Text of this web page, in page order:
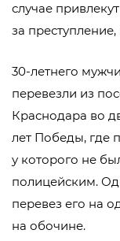
случае
за
30-летнего
перевезли из
Краснодара во
лет Победы, где
у которого не
полицейским.
перевез его на
на обочине.